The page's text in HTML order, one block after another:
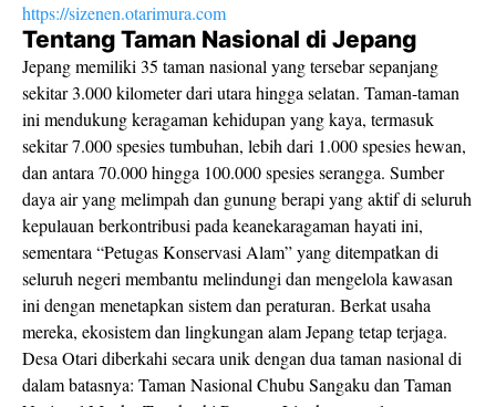
https://sizenen.otarimura.com
Tentang Taman Nasional di Jepang
Jepang memiliki 35 taman nasional yang tersebar sepanjang
sekitar 3.000 kilometer dari utara hingga selatan. Taman-taman
ini mendukung keragaman kehidupan yang kaya, termasuk
sekitar 7.000 spesies tumbuhan, lebih dari 1.000 spesies hewan,
dan antara 70.000 hingga 100.000 spesies serangga. Sumber
daya air yang melimpah dan gunung berapi yang aktif di seluruh
kepulauan berkontribusi pada keanekaragaman hayati ini,
sementara “Petugas Konservasi Alam” yang ditempatkan di
seluruh negeri membantu melindungi dan mengelola kawasan
ini dengan menetapkan sistem dan peraturan. Berkat usaha
mereka, ekosistem dan lingkungan alam Jepang tetap terjaga.
Desa Otari diberkahi secara unik dengan dua taman nasional di
dalam batasnya: Taman Nasional Chubu Sangaku dan Taman